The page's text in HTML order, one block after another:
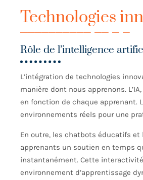
Technologies
Rôle de l’intelligence
L’intégration de technologies
manière dont nous apprenons.
en fonction de chaque apprenant.
environnements réels pour une
En outre, les chatbots éducatifs et
apprenants un soutien en temps
instantanément. Cette
environnement d’apprentissage